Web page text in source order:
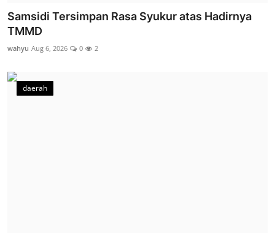
Samsidi Tersimpan Rasa Syukur atas Hadirnya
TMMD
wahyu Aug 6, 2026 0 2
daerah